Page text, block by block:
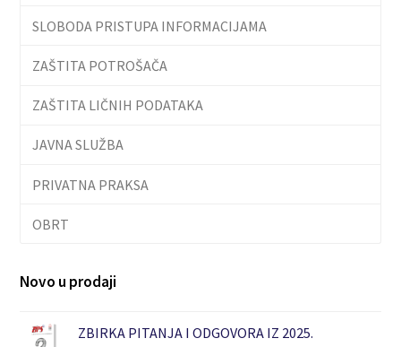
SLOBODA PRISTUPA INFORMACIJAMA
ZAŠTITA POTROŠAČA
ZAŠTITA LIČNIH PODATAKA
JAVNA SLUŽBA
PRIVATNA PRAKSA
OBRT
Novo u prodaji
ZBIRKA PITANJA I ODGOVORA IZ 2025.